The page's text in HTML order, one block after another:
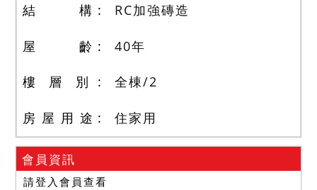
結 構 RC加強磚造
屋 齡 40年
樓 層 別 全棟/2
房 屋 用 途 住家用
會員資訊
請登入會員查看